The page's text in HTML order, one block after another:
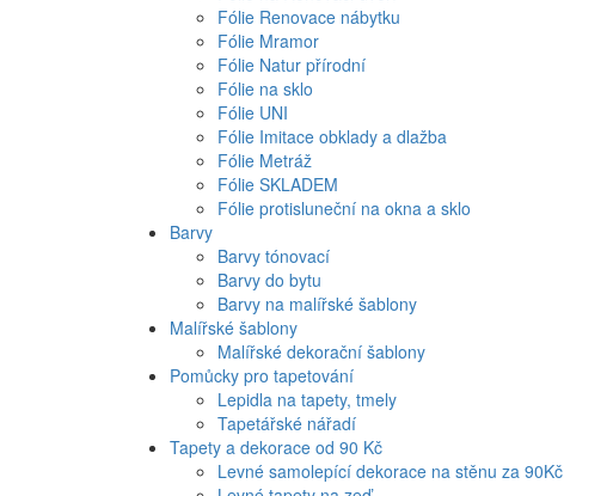
Fólie Renovace nábytku
Fólie Mramor
Fólie Natur přírodní
Fólie na sklo
Fólie UNI
Fólie Imitace obklady a dlažba
Fólie Metráž
Fólie SKLADEM
Fólie protisluneční na okna a sklo
Barvy
Barvy tónovací
Barvy do bytu
Barvy na malířské šablony
Malířské šablony
Malířské dekorační šablony
Pomůcky pro tapetování
Lepidla na tapety, tmely
Tapetářské nářadí
Tapety a dekorace od 90 Kč
Levné samolepící dekorace na stěnu za 90Kč